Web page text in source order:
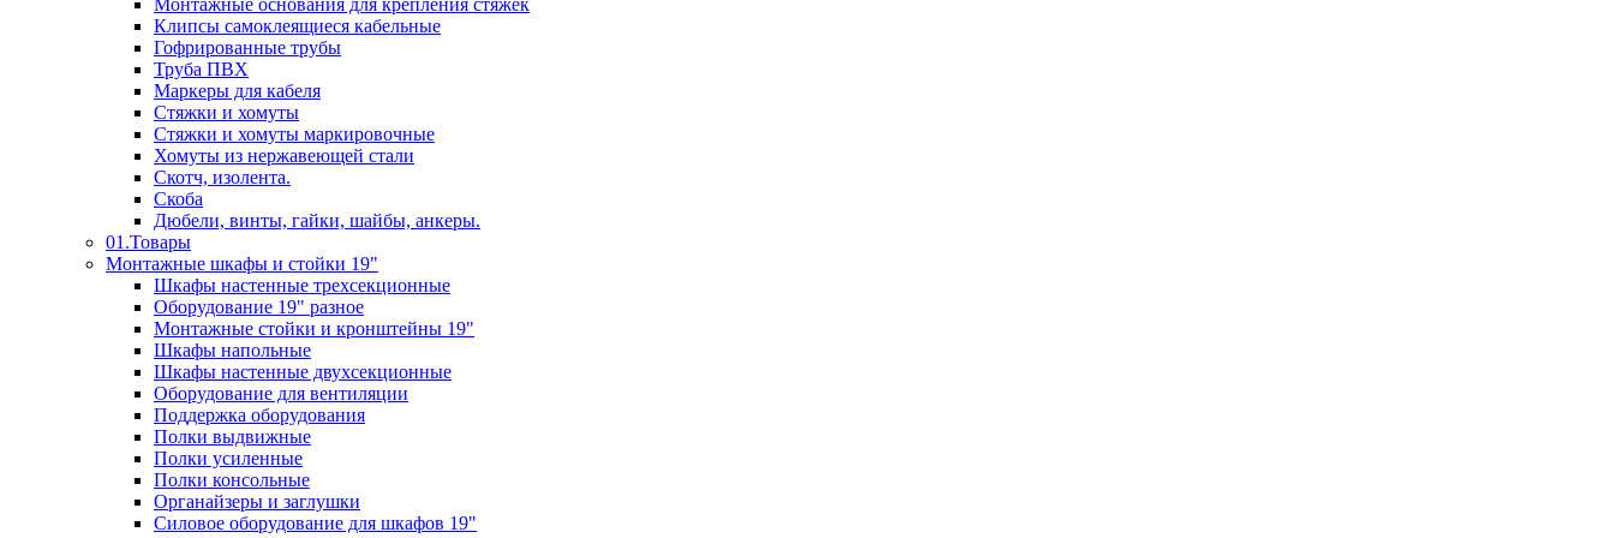
Монтажные основания для крепления стяжек
Клипсы самоклеящиеся кабельные
Гофрированные трубы
Труба ПВХ
Маркеры для кабеля
Стяжки и хомуты
Стяжки и хомуты маркировочные
Хомуты из нержавеющей стали
Скотч, изолента.
Скоба
Дюбели, винты, гайки, шайбы, анкеры.
01.Товары
Монтажные шкафы и стойки 19"
Шкафы настенные трехсекционные
Оборудование 19" разное
Монтажные стойки и кронштейны 19"
Шкафы напольные
Шкафы настенные двухсекционные
Оборудование для вентиляции
Поддержка оборудования
Полки выдвижные
Полки усиленные
Полки консольные
Органайзеры и заглушки
Силовое оборудование для шкафов 19"